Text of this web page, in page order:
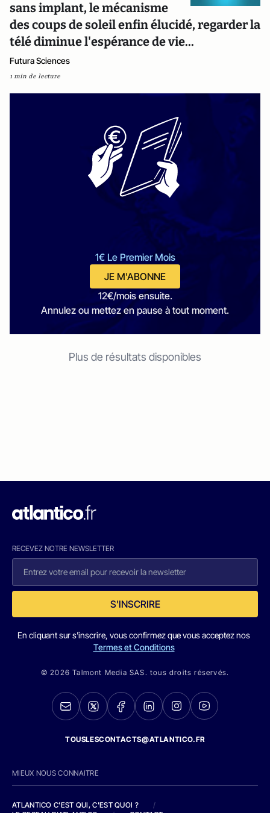
sans implant, le mécanisme
des coups de soleil enfin élucidé, regarder la
télé diminue l'espérance de vie...
Futura Sciences
1 min de lecture
1€ Le Premier Mois
JE M'ABONNE
12€/mois ensuite.
Annulez ou mettez en pause à tout moment.
Plus de résultats disponibles
RECEVEZ NOTRE NEWSLETTER
S'INSCRIRE
En cliquant sur s'inscrire, vous confirmez que vous acceptez nos
Termes et Conditions
© 2026 Talmont Media SAS. tous droits réservés.
TOUSLESCONTACTS@ATLANTICO.FR
MIEUX NOUS CONNAITRE
ATLANTICO C'EST QUI, C'EST QUOI ?
/